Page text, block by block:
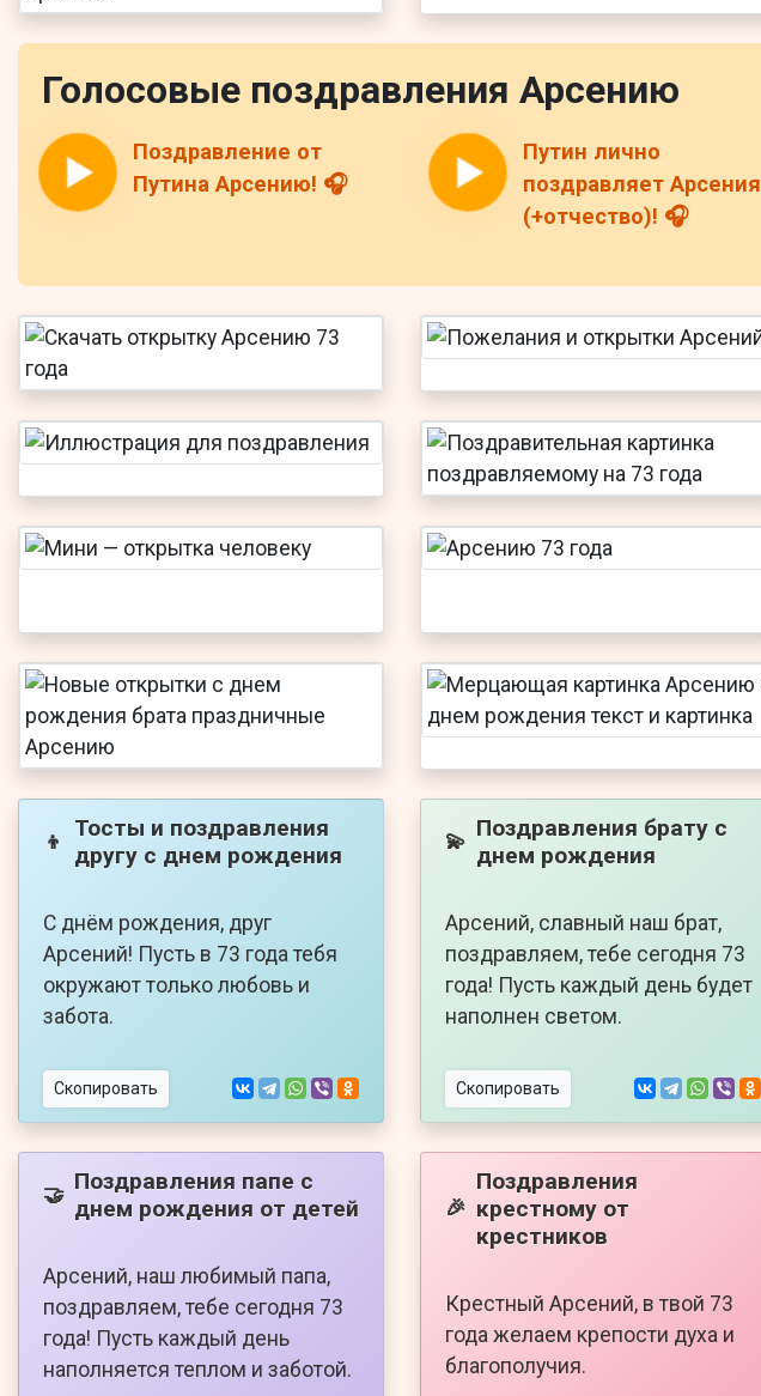
Голосовые поздравления Арсению
Поздравление от
Путина Арсению! 🎧
Путин лично
поздравляет Арсения
(+отчество)! 🎧
👦
Тосты и поздравления
другу с днем рождения
С днём рождения, друг
Арсений! Пусть в 73 года тебя
окружают только любовь и
забота.
Скопировать
💫 Поздравления брату с
днем рождения
Арсений, славный наш брат,
поздравляем, тебе сегодня 73
года! Пусть каждый день будет
наполнен светом.
Скопировать
🤝 Поздравления папе с
днем рождения от детей
Арсений, наш любимый папа,
поздравляем, тебе сегодня 73
года! Пусть каждый день
наполняется теплом и заботой.
🎉
Поздравления
крестному от
крестников
Крестный Арсений, в твой 73
года желаем крепости духа и
благополучия.